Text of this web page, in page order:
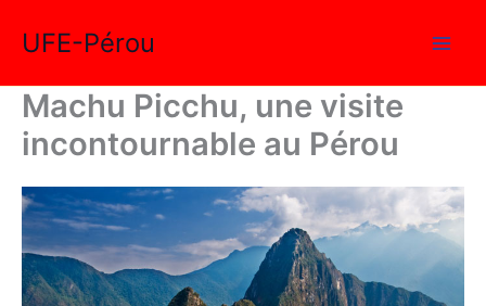
UFE-Pérou
Machu Picchu, une visite
incontournable au Pérou